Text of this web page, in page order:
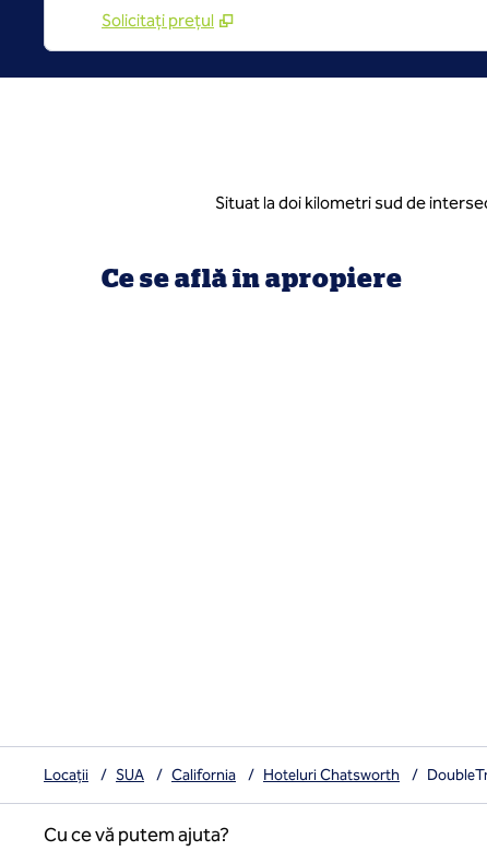
Solicitați prețul
Situat la doi kilometri sud de
Ce se află în apropiere
Locații / SUA / California / Hoteluri Chatsworth /
Cu ce vă putem ajuta?